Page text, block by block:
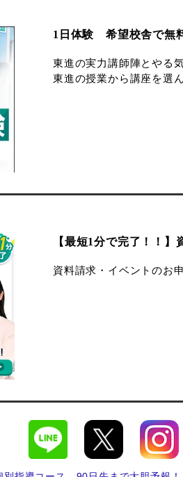
1日体験 希望校舎で無
東進の実力講師陣とやる
東進の授業から講座を選
【最短1分で完了！！】
資料請求・イベントのお